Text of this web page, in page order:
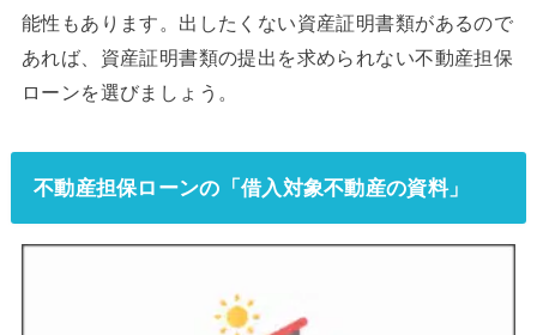
能性もあります。出したくない資産証明書類があるので
あれば、資産証明書類の提出を求められない不動産担保
ローンを選びましょう。
不動産担保ローンの「借入対象不動産の資料」